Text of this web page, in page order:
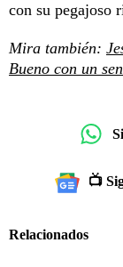
con su pegajoso
Mira también:
Bueno con un
📺
Relacionados